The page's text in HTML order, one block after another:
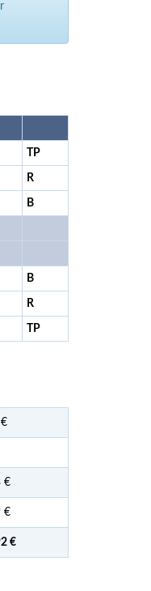
TP
R
B
B
R
TP
€
€
€
€